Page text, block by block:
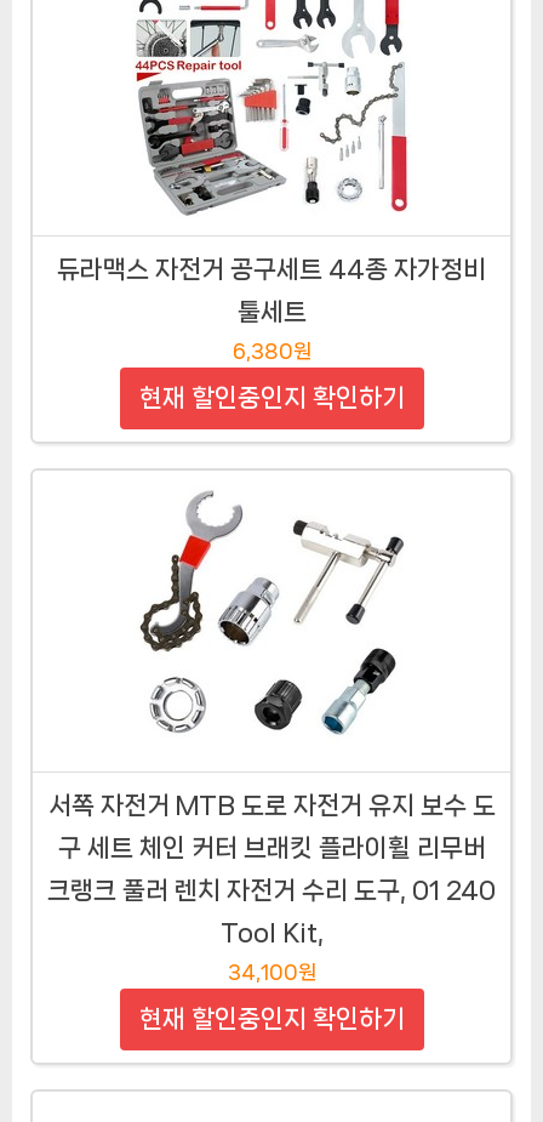
듀라맥스 자전거 공구세트 44종 자가정비
툴세트
6,380원
현재 할인중인지 확인하기
서쪽 자전거 MTB 도로 자전거 유지 보수 도
구 세트 체인 커터 브래킷 플라이휠 리무버
크랭크 풀러 렌치 자전거 수리 도구, 01 240
Tool Kit,
34,100원
현재 할인중인지 확인하기